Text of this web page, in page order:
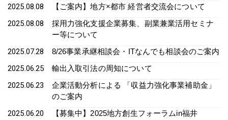
2025.08.08 【ご案内】地方×都市 経営者交流会について
2025.08.08
採用力強化支援企業募集、副業兼業活用セミナ
ー等について
2025.07.28 8/26事業承継相談会・ITなんでも相談会のご案内
2025.06.25 輸出入取引法の周知について
2025.06.23
企業活動分析による 「収益力強化事業補助金」
のご案内
2025.06.20 【募集中】2025地方創生フォーラムin福井